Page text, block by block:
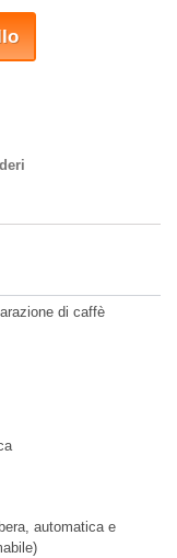
di caffè
automatica e